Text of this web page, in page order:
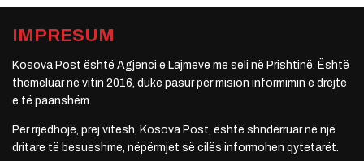
IMPRESUM
Kosova Post është Agjenci e Lajmeve me seli në Prishtinë. Është
themeluar në vitin 2016, duke pasur për mision informimin e drejtë
e të paanshëm.
Për rrjedhojë, prej vitesh, Kosova Post, është shndërruar në një
dritare të besueshme, nëpërmjet së cilës informohen qytetarët.